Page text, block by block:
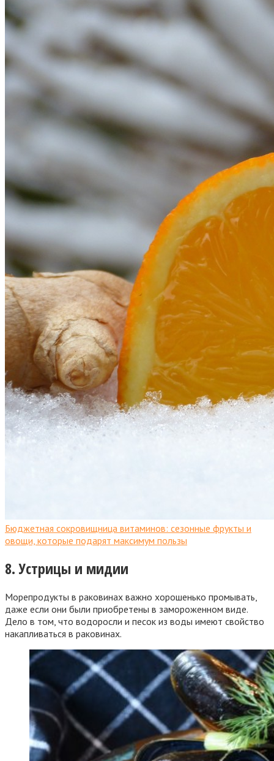
Бюджетная сокровищница витаминов: сезонные фрукты и
овощи, которые подарят максимум пользы
8. Устрицы и мидии
Морепродукты в раковинах важно хорошенько промывать,
даже если они были приобретены в замороженном виде.
Дело в том, что водоросли и песок из воды имеют свойство
накапливаться в раковинах.